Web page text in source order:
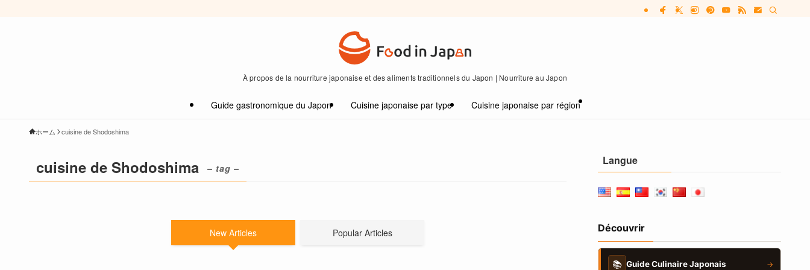
À propos de la nourriture japonaise et des aliments traditionnels du Japon | Nourriture au Japon
Guide gastronomique du Japon Cuisine japonaise par type Cuisine japonaise par région
ホーム cuisine de Shodoshima
cuisine de Shodoshima – tag –
New Articles Popular Articles
Langue
Découvrir
📚 Guide Culinaire Japonais →